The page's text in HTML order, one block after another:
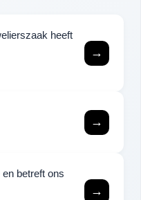
heeft
→
→
betreft ons
→